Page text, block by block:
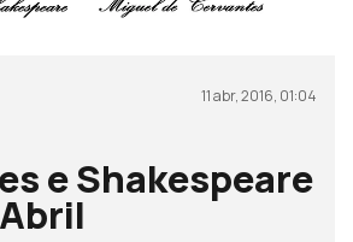
11 abr, 2016, 01:04
e Shakespeare